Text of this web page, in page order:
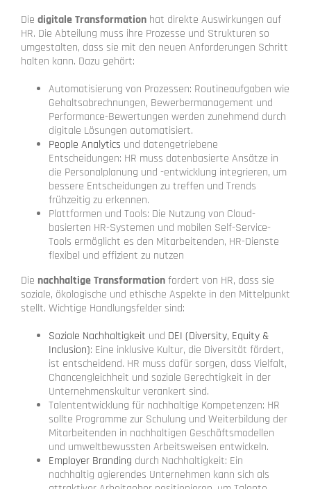
Die digitale Transformation hat direkte Auswirkungen auf
HR. Die Abteilung muss ihre Prozesse und Strukturen so
umgestalten, dass sie mit den neuen Anforderungen Schritt
halten kann. Dazu gehört:
Automatisierung von Prozessen: Routineaufgaben wie
Gehaltsabrechnungen, Bewerbermanagement und
Performance-Bewertungen werden zunehmend durch
digitale Lösungen automatisiert.
People Analytics und datengetriebene
Entscheidungen: HR muss datenbasierte Ansätze in
die Personalplanung und -entwicklung integrieren, um
bessere Entscheidungen zu treffen und Trends
frühzeitig zu erkennen.
Plattformen und Tools: Die Nutzung von Cloud-
basierten HR-Systemen und mobilen Self-Service-
Tools ermöglicht es den Mitarbeitenden, HR-Dienste
flexibel und effizient zu nutzen
Die nachhaltige Transformationfordert von HR, dass sie
soziale, ökologische und ethische Aspekte in den Mittelpunkt
stellt. Wichtige Handlungsfelder sind:
Soziale Nachhaltigkeit und DEI (Diversity, Equity &
Inclusion): Eine inklusive Kultur, die Diversität fördert,
ist entscheidend. HR muss dafür sorgen, dass Vielfalt,
Chancengleichheit und soziale Gerechtigkeit in der
Unternehmenskultur verankert sind.
Talententwicklung für nachhaltige Kompetenzen: HR
sollte Programme zur Schulung und Weiterbildung der
Mitarbeitenden in nachhaltigen Geschäftsmodellen
und umweltbewussten Arbeitsweisen entwickeln.
Employer Branding durch Nachhaltigkeit: Ein
nachhaltig agierendes Unternehmen kann sich als